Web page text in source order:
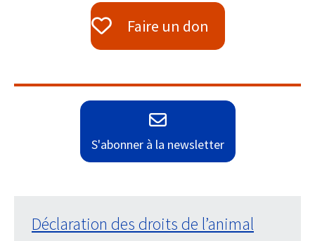
Faire un don
S'abonner à la newsletter
Déclaration des droits de l’animal